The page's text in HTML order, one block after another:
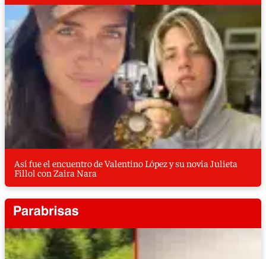
Así fue el encuentro de Valentino López y su novia Julieta
Fillol con Zaira Nara